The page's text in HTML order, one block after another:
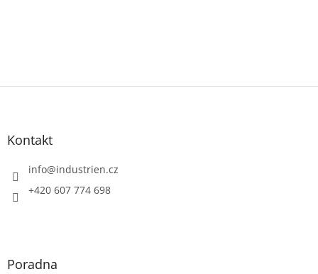
Z
Kontakt
info@industrien.cz
+420 607 774 698
Poradna